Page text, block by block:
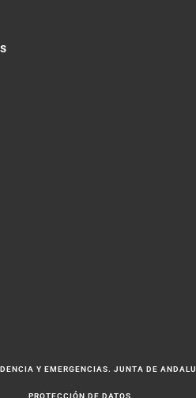
Y EMERGENCIAS. JUNTA DE